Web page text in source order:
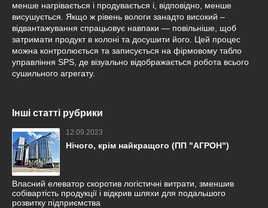
менше нагрівається і продувається і, відповідно, менше
висушується. Якщо ж рівень вологи занадто високий –
відвантажування спрацьовує навпаки — повільніше, щоб
затримати продукт в колоні та досушити його. Цей процес
можна контролюється та записується на фірмовому табло
управління SPS, де візуально відображається робота всього
сушильного агрегату.
Інші статті рубрики
12.09.2023
Нічого, крім найкращого (ПП "АГРОН")
Власний елеватор скоротив логістичні витрати, зменшив
собівартість продукції і відкрив шляхи для подальшого
розвитку підприємства